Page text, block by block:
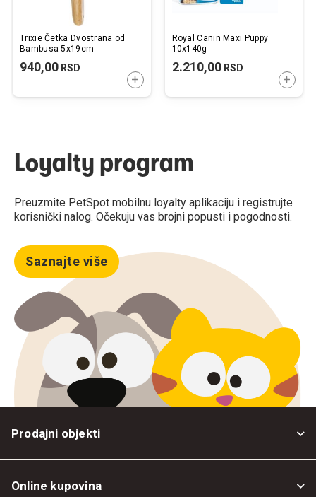
Trixie Četka Dvostrana od
Bambusa 5x19cm
940,00 RSD
DODAJTE U KORPU
Royal Canin Maxi Puppy
10x140g
2.210,00RSD
Loyalty program
Preuzmite PetSpot mobilnu loyalty aplikaciju i registrujte
korisnički nalog. Očekuju vas brojni popusti i pogodnosti.
Saznajte više
Prodajni objekti
Online kupovina